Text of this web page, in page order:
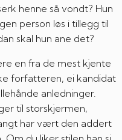
henne så vondt? Hun
person løs i tillegg til
skal hun ane det?
en fra de mest kjente
forfatteren, ei kandidat
anledninger.
til storskjermen,
har vært den addert